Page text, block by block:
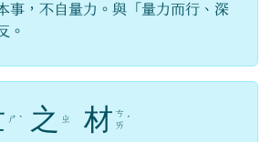
事，不自量力。與「量力而行、深
。
ㄕ ˋ 之 ㄓ 材 ㄘ
ㄞ ˊ